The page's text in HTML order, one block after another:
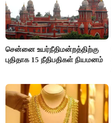
சென்னை உயர்நீதிமன்றத்திற்கு
புதிதாக 15 நீதிபதிகள் நியமனம்